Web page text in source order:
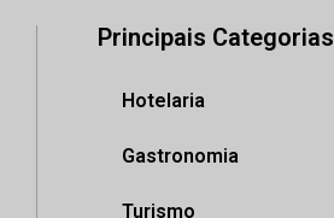
Principais Categorias
Hotelaria
Gastronomia
Turismo